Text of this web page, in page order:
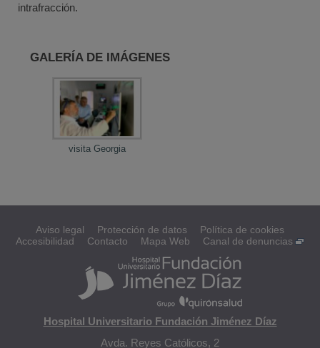
intrafracción.
GALERÍA DE IMÁGENES
visita Georgia
Aviso legal Protección de datos
Política de cookies
Accesibilidad
Contacto Mapa Web Canal de denuncias
Hospital Universitario Fundación Jiménez Díaz
Avda. Reyes Católicos, 2